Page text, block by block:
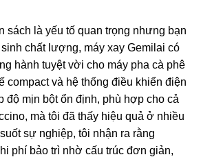
sách là yếu tố quan trọng nhưng bạn
chất lượng, máy xay Gemilai có
hành tuyệt vời cho máy pha cà phê
compact và hệ thống điều khiển điện
độ mịn bột ổn định, phù hợp cho cả
mà tôi đã thấy hiệu quả ở nhiều
sự nghiệp, tôi nhận ra rằng
phí bảo trì nhờ cấu trúc đơn giản,